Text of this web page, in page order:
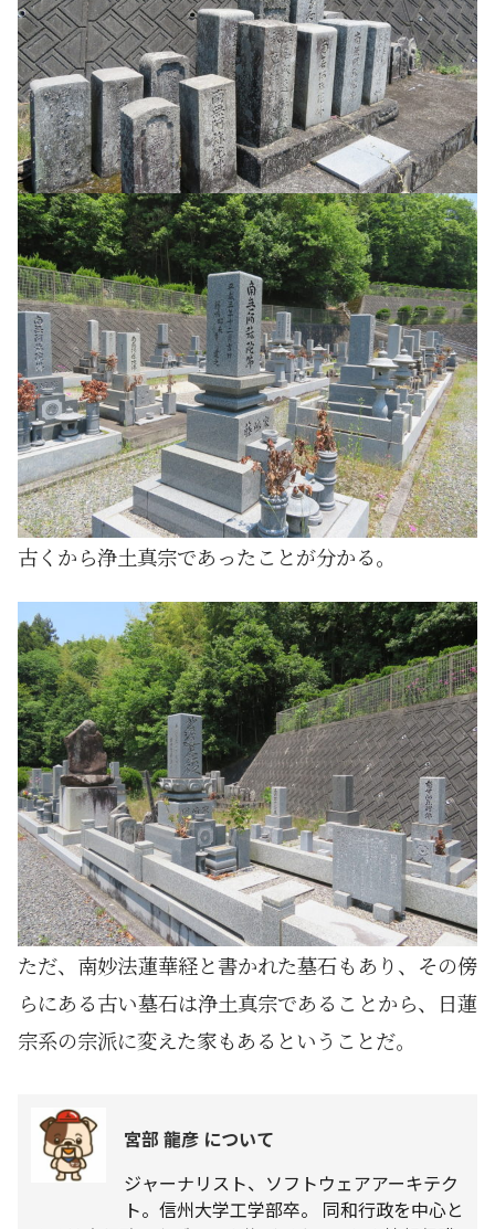
古くから浄土真宗であったことが分かる。
ただ、南妙法蓮華経と書かれた墓石もあり、その傍
らにある古い墓石は浄土真宗であることから、日蓮
宗系の宗派に変えた家もあるということだ。
宮部 龍彦 について
ジャーナリスト、ソフトウェアアーキテク
ト。信州大学工学部卒。 同和行政を中心と